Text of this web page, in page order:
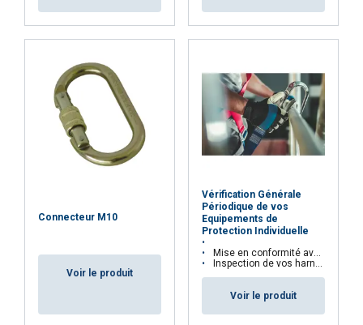
Connecteur M10
Voir le produit
Vérification Générale
Périodique de vos
Equipements de
Protection Individuelle
Mise en conformité avec la règlementation et le Code du Travail
Inspection de vos harnais, casques...
Voir le produit